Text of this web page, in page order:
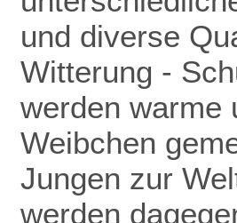
und diverse
Witterung -
werden warme
Weibchen
Jungen zur
werden